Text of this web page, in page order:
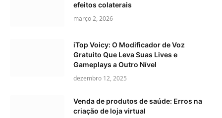
efeitos colaterais
março 2, 2026
iTop Voicy: O Modificador de Voz
Gratuito Que Leva Suas Lives e
Gameplays a Outro Nível
dezembro 12, 2025
Venda de produtos de saúde: Erros na
criação de loja virtual